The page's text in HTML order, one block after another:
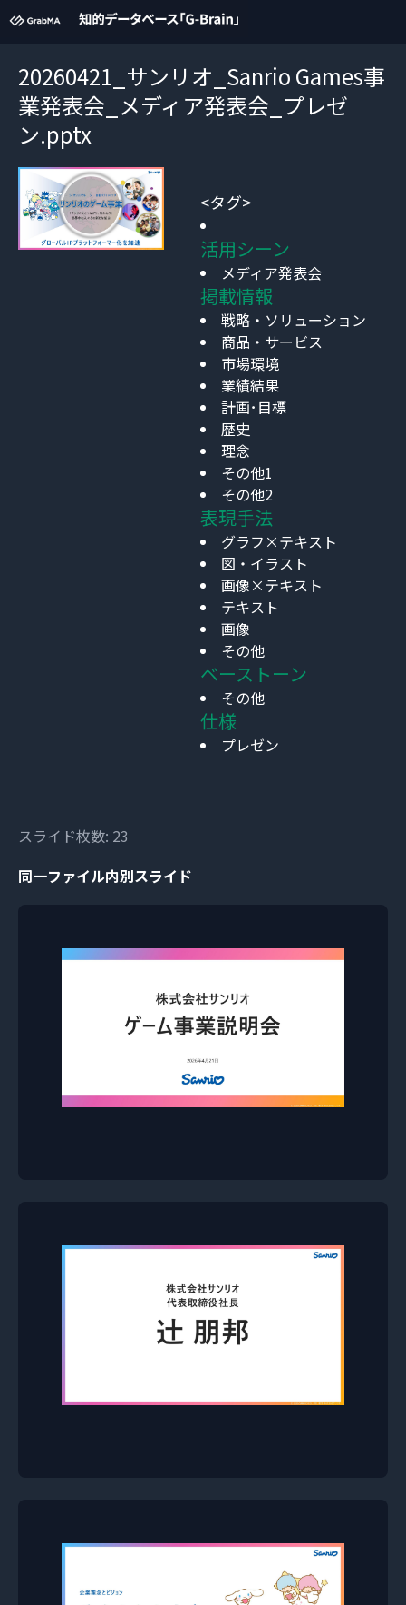
20260421_サンリオ_Sanrio Games事
業発表会_メディア発表会_プレゼ
ン.pptx
<タグ>
活用シーン
メディア発表会
掲載情報
戦略・ソリューション
商品・サービス
市場環境
業績結果
計画･目標
歴史
理念
その他1
その他2
表現手法
グラフ×テキスト
図・イラスト
画像×テキスト
テキスト
画像
その他
ベーストーン
その他
仕様
プレゼン
スライド枚数: 23
同一ファイル内別スライド